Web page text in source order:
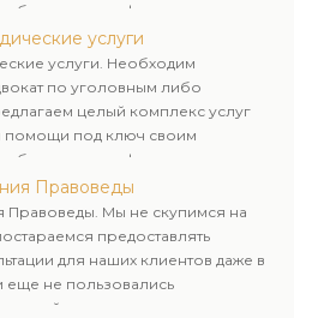
обслуживание физических и
подход к каждому
услуги
услуги. Необходим
по уголовным либо
целый комплекс услуг
помощи под ключ своим
обслуживание физических и
подход к каждому
Правоведы
Мы не скупимся на
предоставлять
для наших клиентов даже в
еще не пользовались
нашей компании.